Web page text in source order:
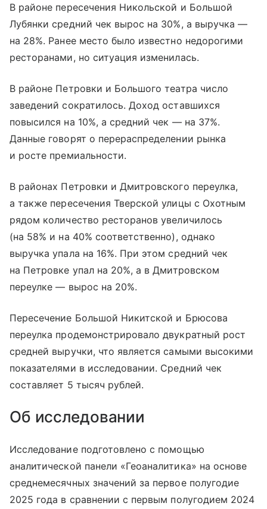
В районе пересечения Никольской и Большой
Лубянки средний чек вырос на 30%, а выручка —
на 28%. Ранее место было известно недорогими
ресторанами, но ситуация изменилась.
В районе Петровки и Большого театра число
заведений сократилось. Доход оставшихся
повысился на 10%, а средний чек — на 37%.
Данные говорят о перераспределении рынка
и росте премиальности.
В районах Петровки и Дмитровского переулка,
а также пересечения Тверской улицы с Охотным
рядом количество ресторанов увеличилось
(на 58% и на 40% соответственно), однако
выручка упала на 16%. При этом средний чек
на Петровке упал на 20%, а в Дмитровском
переулке — вырос на 20%.
Пересечение Большой Никитской и Брюсова
переулка продемонстрировало двукратный рост
средней выручки, что является самыми высокими
показателями в исследовании. Средний чек
составляет 5 тысяч рублей.
Об исследовании
Исследование подготовлено с помощью
аналитической панели «Геоаналитика» на основе
среднемесячных значений за первое полугодие
2025 года в сравнении с первым полугодием 2024